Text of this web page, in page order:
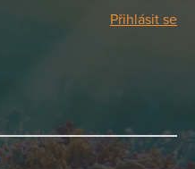
Přihlásit se